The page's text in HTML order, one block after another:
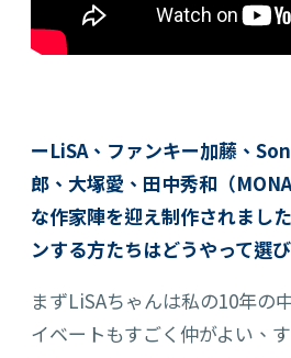
ーLiSA、ファンキー加藤、
郎、大塚愛、田中秀和（
な作家陣を迎え制作されまし
ンする方たちはどうやって選
まずLiSAちゃんは私の10年の
イベートもすごく仲がよ い、